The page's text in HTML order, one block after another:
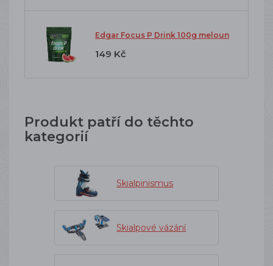
Edgar Focus P Drink 100g meloun
149 Kč
Produkt patří do těchto
kategorií
Skialpinismus
Skialpové vázání